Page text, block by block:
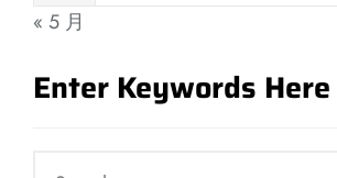
« 5 月
Enter Keywords Here